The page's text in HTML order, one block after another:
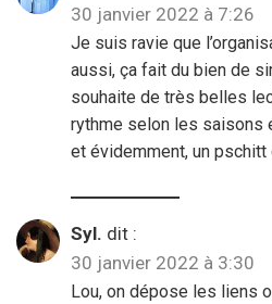
30 janvier 2022 à 7:26
Je suis ravie que
aussi, ça fait du bien de
souhaite de très belles
rythme selon les saisons
et évidemment, un
Syl. dit :
30 janvier 2022 à 3:30
Lou, on dépose les liens